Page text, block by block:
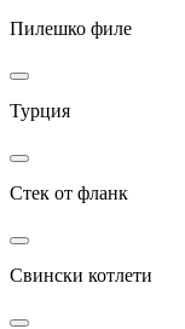
Пилешко филе
Турция
Стек от фланк
Свински котлети